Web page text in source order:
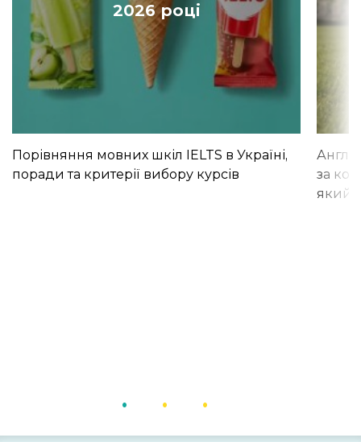
2026 році
Порівняння мовних шкіл IELTS в Україні,
поради та критерії вибору курсів
за
який